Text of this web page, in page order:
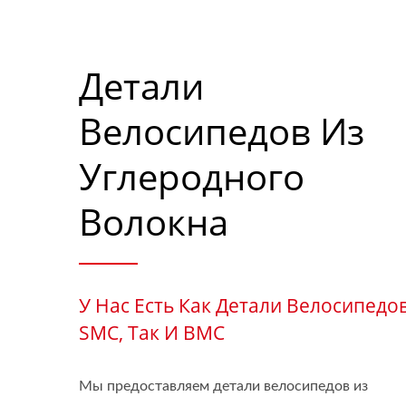
Детали
Велосипедов Из
Углеродного
Волокна
У Нас Есть Как Детали
SMC, Так И BMC
Мы предоставляем детали велосипедов из